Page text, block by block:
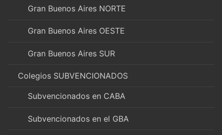
Gran Buenos Aires NORTE
Gran Buenos Aires OESTE
Gran Buenos Aires SUR
Colegios SUBVENCIONADOS
Subvencionados en CABA
Subvencionados en el GBA